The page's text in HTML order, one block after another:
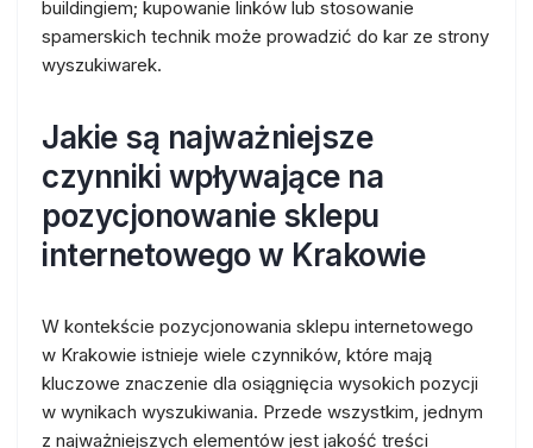
buildingiem; kupowanie linków lub stosowanie
spamerskich technik może prowadzić do kar ze strony
wyszukiwarek.
Jakie są najważniejsze
czynniki wpływające na
pozycjonowanie sklepu
internetowego w Krakowie
W kontekście pozycjonowania sklepu internetowego
w Krakowie istnieje wiele czynników, które mają
kluczowe znaczenie dla osiągnięcia wysokich pozycji
w wynikach wyszukiwania. Przede wszystkim, jednym
z najważniejszych elementów jest jakość treści